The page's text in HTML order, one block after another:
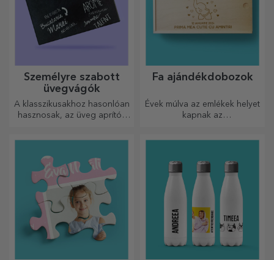
Személyre szabott
üvegvágók
A klasszikusakhoz hasonlóan
hasznosak, az üveg aprítók
kölcsönöznek a konyhának.
Fa ajándékdobozok
Évek múlva az emlékek helyet
kapnak az